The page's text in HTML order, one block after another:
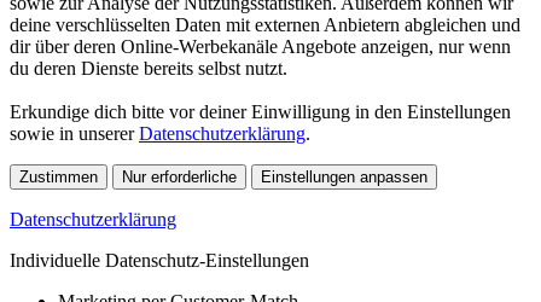
deine verschlüsselten Daten mit externen Anbietern abgleichen und
dir über deren Online-Werbekanäle Angebote anzeigen, nur wenn
du deren Dienste bereits selbst nutzt.
Erkundige dich bitte vor deiner Einwilligung in den Einstellungen
sowie in unsererDatenschutzerklärung.
Zustimmen Nur erforderliche Einstellungen anpassen
Datenschutzerklärung
Individuelle Datenschutz-Einstellungen